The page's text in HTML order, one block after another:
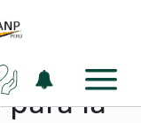
la